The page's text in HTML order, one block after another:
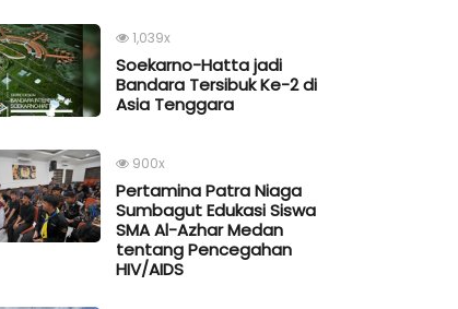
1,039x
Soekarno-Hatta jadi
Bandara Tersibuk Ke-2 di
Asia Tenggara
900x
Pertamina Patra Niaga
Sumbagut Edukasi Siswa
SMA Al-Azhar Medan
tentang Pencegahan
HIV/AIDS